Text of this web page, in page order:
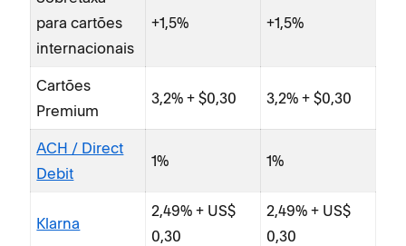
para cartões
internacionais
+1,5% +1,5%
Cartões
Premium
3,2% + $0,30 3,2% + $0,30
ACH / Direct
Debit
1% 1%
Klarna
2,49% + US$
0,30
2,49% + US$
0,30